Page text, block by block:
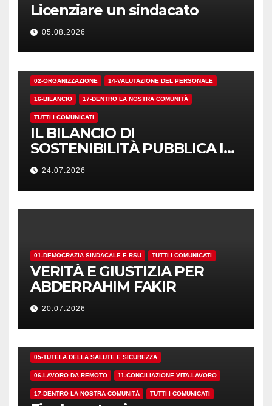
Licenziare un sindacato
05.08.2026
02-ORGANIZZAZIONE 14-VALUTAZIONE DEL PERSONALE
16-BILANCIO 17-DENTRO LA NOSTRA COMUNITÀ
TUTTI I COMUNICATI
IL BILANCIO DI
SOSTENIBILITÀ PUBBLICA I
NUMERI. MA I CRITERI?
24.07.2026
01-DEMOCRAZIA SINDACALE E RSU TUTTI I COMUNICATI
VERITÀ E GIUSTIZIA PER
ABDERRAHIM FAKIR
20.07.2026
05-TUTELA DELLA SALUTE E SICUREZZA
06-LAVORO DA REMOTO 11-CONCILIAZIONE VITA-LAVORO
17-DENTRO LA NOSTRA COMUNITÀ TUTTI I COMUNICATI